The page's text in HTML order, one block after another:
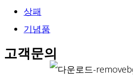
상패
기념품
고객문의